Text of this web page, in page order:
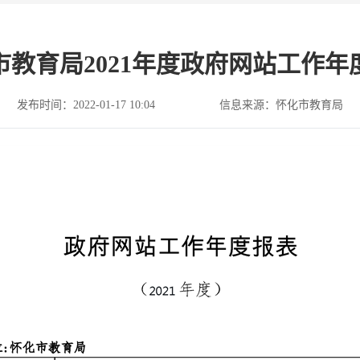
教育局2021年度政府网站工作年
发布时间：2022-01-17 10:04 信息来源：怀化市教育局